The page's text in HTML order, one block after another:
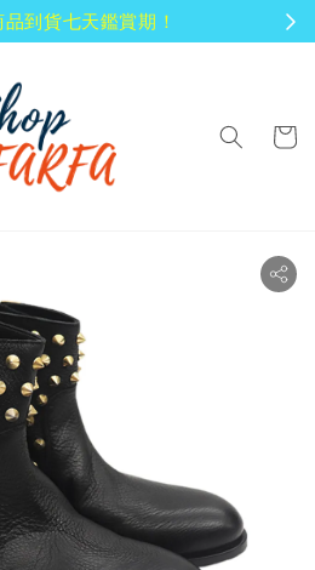
到貨七天鑑賞期！